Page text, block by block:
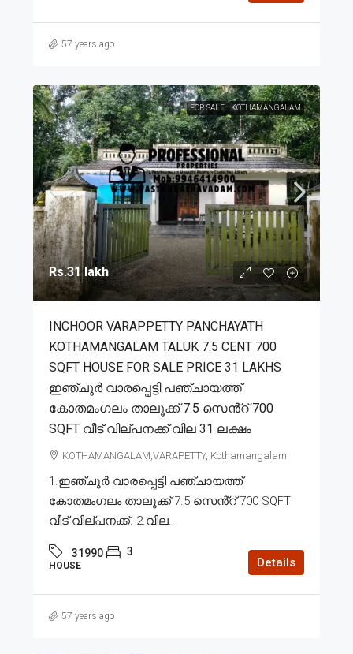
57 years ago
FOR SALE KOTHAMANGALAM
Rs.31 lakh
INCHOOR VARAPPETTY PANCHAYATH
KOTHAMANGALAM TALUK 7.5 CENT 700
SQFT HOUSE FOR SALE PRICE 31 LAKHS
ഇഞ്ചൂർ വാരപ്പെട്ടി പഞ്ചായത്ത്
കോതമംഗലം താലൂക്ക് 7.5 സെൻ്റ് 700
SQFT വീട് വില്പനക്ക് വില 31 ലക്ഷം
KOTHAMANGALAM,VARAPETTY, Kothamangalam
1.ഇഞ്ചൂർ വാരപ്പെട്ടി പഞ്ചായത്ത്
കോതമംഗലം താലൂക്ക് 7.5 സെൻ്റ് 700 SQFT
വീട് വില്പനക്ക്. 2.വില...
31990 3
HOUSE Details
57 years ago